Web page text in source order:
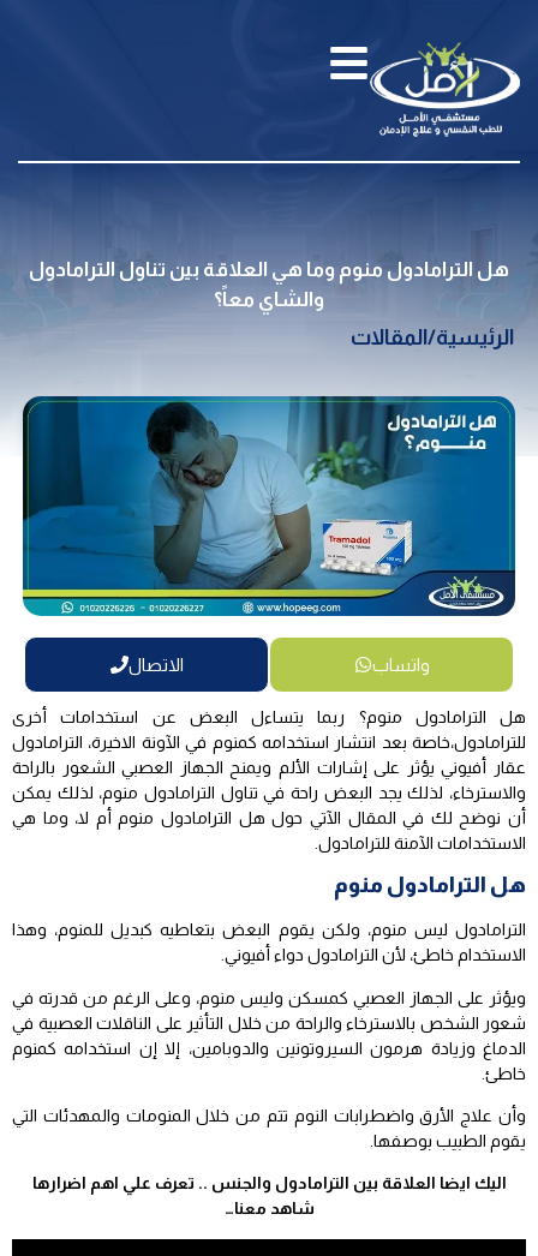
هل الترامادول منوم وما هي العلاقة بين تناول الترامادول
والشاي معاً؟
الرئيسية/المقالات
واتساب الاتصال
هل الترامادول منوم؟ ربما يتساءل البعض عن استخدامات أخرى
للترامادول،خاصة بعد انتشار استخدامه كمنوم في الآونة الاخيرة، الترامادول
عقار أفيوني يؤثر على إشارات الألم ويمنح الجهاز العصبي الشعور بالراحة
والاسترخاء، لذلك يجد البعض راحة في تناول الترامادول منوم، لذلك يمكن
أن نوضح لك في المقال الآتي حول هل الترامادول منوم أم لا، وما هي
الاستخدامات الآمنة للترامادول.
هل الترامادول منوم
الترامادول ليس منوم، ولكن يقوم البعض بتعاطيه كبديل للمنوم، وهذا
الاستخدام خاطئ، لأن الترامادول دواء أفيوني.
ويؤثر على الجهاز العصبي كمسكن وليس منوم، وعلى الرغم من قدرته في
شعور الشخص بالاسترخاء والراحة من خلال التأثير على الناقلات العصبية في
الدماغ وزيادة هرمون السيروتونين والدوبامين، إلا إن استخدامه كمنوم
خاطئ.
وأن علاج الأرق واضطرابات النوم تتم من خلال المنومات والمهدئات التي
يقوم الطبيب بوصفها.
اليك ايضا العلاقة بين الترامادول والجنس .. تعرف علي اهم اضرارها
شاهد معنا…